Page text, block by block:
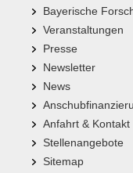
Bayerische
Veranstaltungen
Presse
Newsletter
News
Anfahrt & Kontakt
Stellenangebote
Sitemap